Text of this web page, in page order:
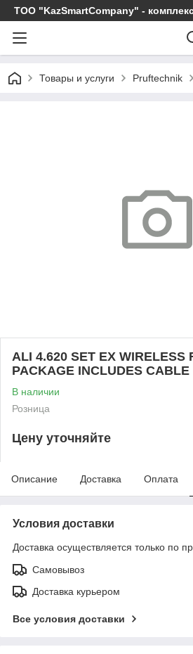
ТОО "KazSmartCompany" -
Товары и услуги Pruftechnik
ALI 4.620 SET EX WIRELESS
PACKAGE INCLUDES CABLE
В наличии
Розница
Цену уточняйте
Описание Доставка Оплата
Условия доставки
Доставка осуществляется только по
Самовывоз
Доставка курьером
Все условия доставки